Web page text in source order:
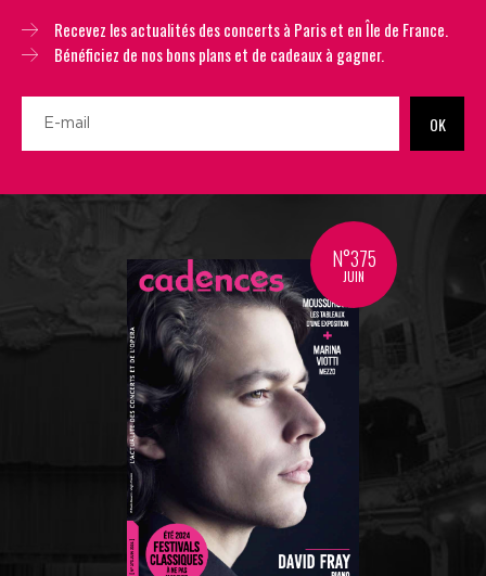
Recevez les actualités des concerts à Paris et en Île de France.
Bénéficiez de nos bons plans et de cadeaux à gagner.
OK
N°375
JUIN